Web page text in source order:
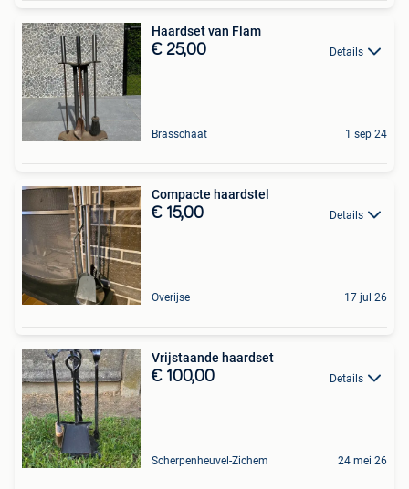
Haardset van Flam
€ 25,00 Details
Brasschaat 1 sep 24
Compacte haardstel
€ 15,00 Details
Overijse 17 jul 26
Vrijstaande haardset
€ 100,00 Details
Scherpenheuvel-Zichem 24 mei 26